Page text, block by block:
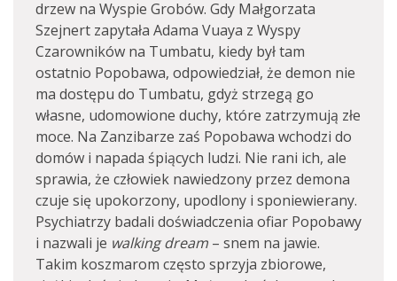
drzew na Wyspie Grobów. Gdy Małgorzata
Szejnert zapytała Adama Vuaya z Wyspy
Czarowników na Tumbatu, kiedy był tam
ostatnio Popobawa, odpowiedział, że demon nie
ma dostępu do Tumbatu, gdyż strzegą go
własne, udomowione duchy, które zatrzymują złe
moce. Na Zanzibarze zaś Popobawa wchodzi do
domów i napada śpiących ludzi. Nie rani ich, ale
sprawia, że człowiek nawiedzony przez demona
czuje się upokorzony, upodlony i sponiewierany.
Psychiatrzy badali doświadczenia ofiar Popobawy
i nazwali je walking dream – snem na jawie.
Takim koszmarom często sprzyja zbiorowe,